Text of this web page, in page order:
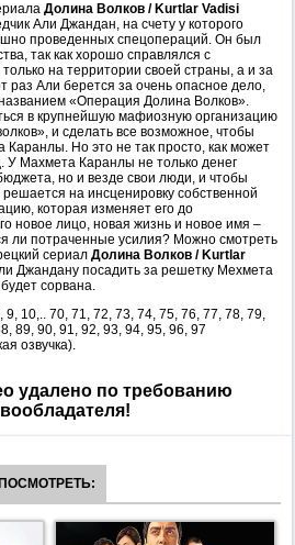
Долина Волков / Kurtlar Vadisi
Али Джандан, на счету у которого
проведенных спецопераций. Он был
так как хорошо справлялся с
на территории своей страны, а и за
раз Али берется за очень опасное дело,
«Операция Долина Волков».
в крупнейшую мафиозную организацию
и сделать все возможное, чтобы
Каранлы. Но это не так просто, как может
У Махмета Каранлы не только денег
но и везде свои люди, и чтобы
на инсценировку собственной
которая изменяет его до
новое лицо, новая жизнь и новое имя –
ли потраченные усилия? Можно смотреть
сериал Долина Волков / Kurtlar
Джандану посадить за решетку Мехмета
сорвана.
9, 10,.. 70, 71, 72, 73, 74, 75, 76, 77, 78, 79,
89, 90, 91, 92, 93, 94, 95, 96, 97
озвучка).
удалено по требованию